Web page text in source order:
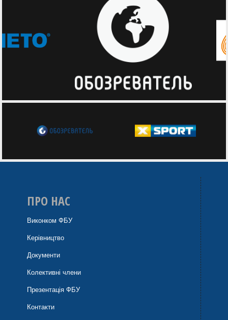
ПРО НАС
Виконком ФБУ
Керівництво
Документи
Колективні члени
Презентація ФБУ
Контакти